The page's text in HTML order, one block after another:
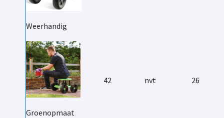
Weerhandig
Groenopmaat
42 nvt 26